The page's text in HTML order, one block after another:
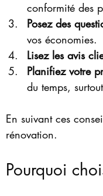
conformité des
Posez des
vos économies.
Lisez les avis
Planifiez votre
du temps,
En suivant ces
rénovation.
Pourquoi